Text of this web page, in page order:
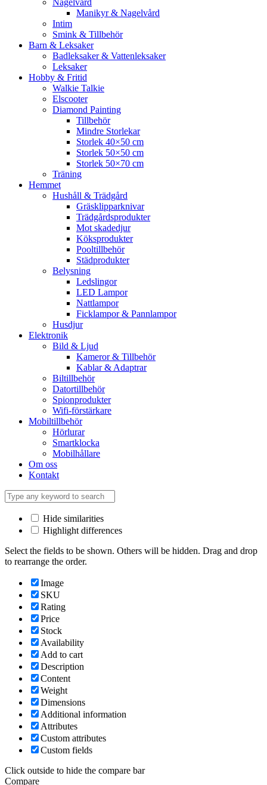
Nagelvård
Manikyr & Nagelvård
Intim
Smink & Tillbehör
Barn & Leksaker
Badleksaker & Vattenleksaker
Leksaker
Hobby & Fritid
Walkie Talkie
Elscooter
Diamond Painting
Tillbehör
Mindre Storlekar
Storlek 40×50 cm
Storlek 50×50 cm
Storlek 50×70 cm
Träning
Hemmet
Hushåll & Trädgård
Gräsklipparknivar
Trädgårdsprodukter
Mot skadedjur
Köksprodukter
Pooltillbehör
Städprodukter
Belysning
Ledslingor
LED Lampor
Nattlampor
Ficklampor & Pannlampor
Husdjur
Elektronik
Bild & Ljud
Kameror & Tillbehör
Kablar & Adaptrar
Biltillbehör
Datortillbehör
Spionprodukter
Wifi-förstärkare
Mobiltillbehör
Hörlurar
Smartklocka
Mobilhållare
Om oss
Kontakt
Hide similarities
Highlight differences
Select the fields to be shown. Others will be hidden. Drag and drop
to rearrange the order.
Image
SKU
Rating
Price
Stock
Availability
Add to cart
Description
Content
Weight
Dimensions
Additional information
Attributes
Custom attributes
Custom fields
Click outside to hide the compare bar
Compare